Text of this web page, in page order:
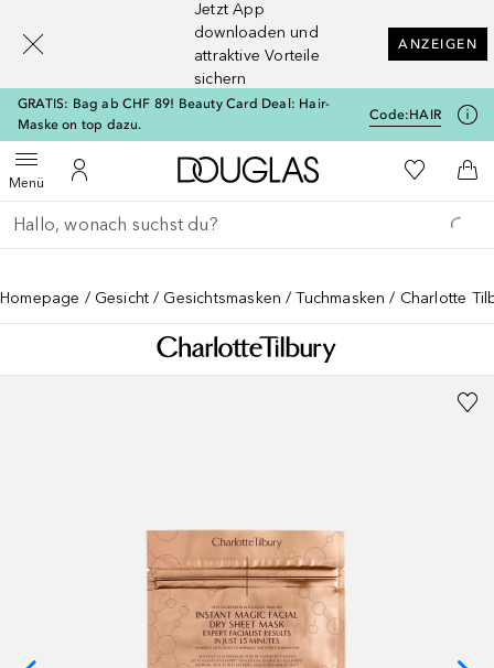
Jetzt App
downloaden und
attraktive Vorteile
sichern
ANZEIGEN
GRATIS: Bag ab CHF 89! Beauty Card Deal: Hair-
Maske on top dazu.
Code:HAIR
MenüMenü öffnenZu Meinem Kundenkonto
Zur Douglas Startseite
Zu Meiner
Gehe zurück
Suche ausführen
Homepage Gesicht Gesichtsmasken Tuchmasken Charlotte
[navigation.slideout.screenreader]